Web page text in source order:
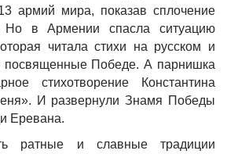
армий мира, показав сплочение
Но в Армении спасла ситуацию
читала стихи на русском и
посвященные Победе. А парнишка
стихотворение Константина
И развернули Знамя Победы
Еревана.
ратные и славные традиции